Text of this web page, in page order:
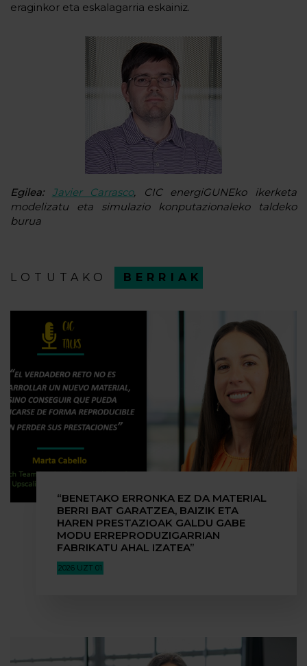
eraginkor eta eskalagarria eskainiz.
Egilea: Javier Carrasco, CIC energiGUNEko ikerketa
modelizatu eta simulazio konputazionaleko taldeko
burua
LOTUTAKO BERRIAK
“BENETAKO ERRONKA EZ DA MATERIAL
BERRI BAT GARATZEA, BAIZIK ETA
HAREN PRESTAZIOAK GALDU GABE
MODU ERREPRODUZIGARRIAN
FABRIKATU AHAL IZATEA”
2026 UZT 01